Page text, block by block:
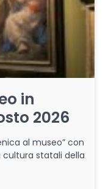
in
2026
al museo” con
cultura statali della